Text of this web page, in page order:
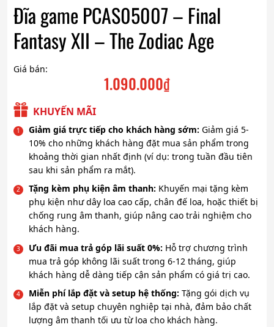
Đĩa game PCAS05007 – Final
Fantasy XII – The Zodiac Age
Giá bán:
1.090.000₫
KHUYẾN MÃI
Giảm giá trực tiếp cho khách hàng sớm: Giảm giá 5-
10% cho những khách hàng đặt mua sản phẩm trong
khoảng thời gian nhất định (ví dụ: trong tuần đầu tiên
sau khi sản phẩm ra mắt).
Tặng kèm phụ kiện âm thanh: Khuyến mại tặng kèm
phụ kiện như dây loa cao cấp, chân đế loa, hoặc thiết bị
chống rung âm thanh, giúp nâng cao trải nghiệm cho
khách hàng.
Ưu đãi mua trả góp lãi suất 0%: Hỗ trợ chương trình
mua trả góp không lãi suất trong 6-12 tháng, giúp
khách hàng dễ dàng tiếp cận sản phẩm có giá trị cao.
Miễn phí lắp đặt và setup hệ thống: Tặng gói dịch vụ
lắp đặt và setup chuyên nghiệp tại nhà, đảm bảo chất
lượng âm thanh tối ưu từ loa cho khách hàng.